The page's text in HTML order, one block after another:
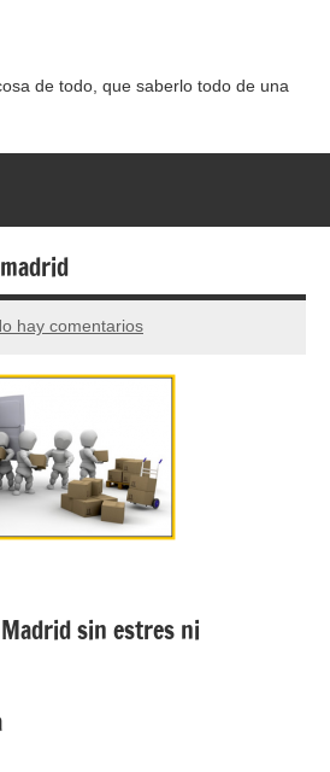
de todo, que saberlo todo de una
hay comentarios
sin estres ni